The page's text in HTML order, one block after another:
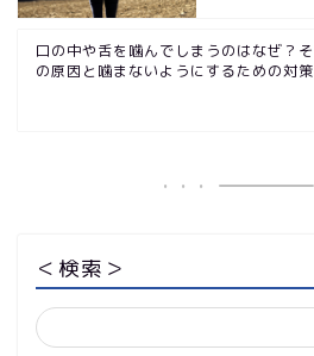
口の中や舌を噛んでしまうのはなぜ？そ
の原因と噛まないようにするための対策
＜検索＞